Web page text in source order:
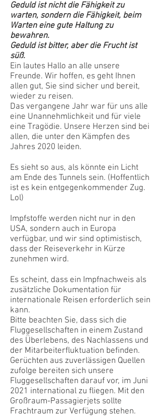
Geduld ist nicht die Fähigkeit zu
warten, sondern die Fähigkeit, beim
Warten eine gute Haltung zu
bewahren.
Geduld ist bitter, aber die Frucht ist
süß.
Ein lautes Hallo an alle unsere
Freunde. Wir hoffen, es geht Ihnen
allen gut, Sie sind sicher und bereit,
wieder zu reisen.
Das vergangene Jahr war für uns alle
eine Unannehmlichkeit und für viele
eine Tragödie. Unsere Herzen sind bei
allen, die unter den Kämpfen des
Jahres 2020 leiden.
Es sieht so aus, als könnte ein Licht
am Ende des Tunnels sein. (Hoffentlich
ist es kein entgegenkommender Zug.
Lol)
Impfstoffe werden nicht nur in den
USA, sondern auch in Europa
verfügbar, und wir sind optimistisch,
dass der Reiseverkehr in Kürze
zunehmen wird.
Es scheint, dass ein Impfnachweis als
zusätzliche Dokumentation für
internationale Reisen erforderlich sein
kann.
Bitte beachten Sie, dass sich die
Fluggesellschaften in einem Zustand
des Überlebens, des Nachlassens und
der Mitarbeiterfluktuation befinden.
Gerüchten aus zuverlässigen Quellen
zufolge bereiten sich unsere
Fluggesellschaften darauf vor, im Juni
2021 international zu fliegen. Mit den
Großraum-Passagierjets sollte
Frachtraum zur Verfügung stehen.